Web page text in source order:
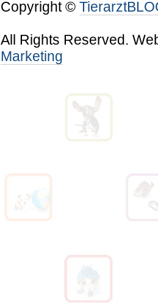
Copyright ©
All Rights Reserved.
Marketing